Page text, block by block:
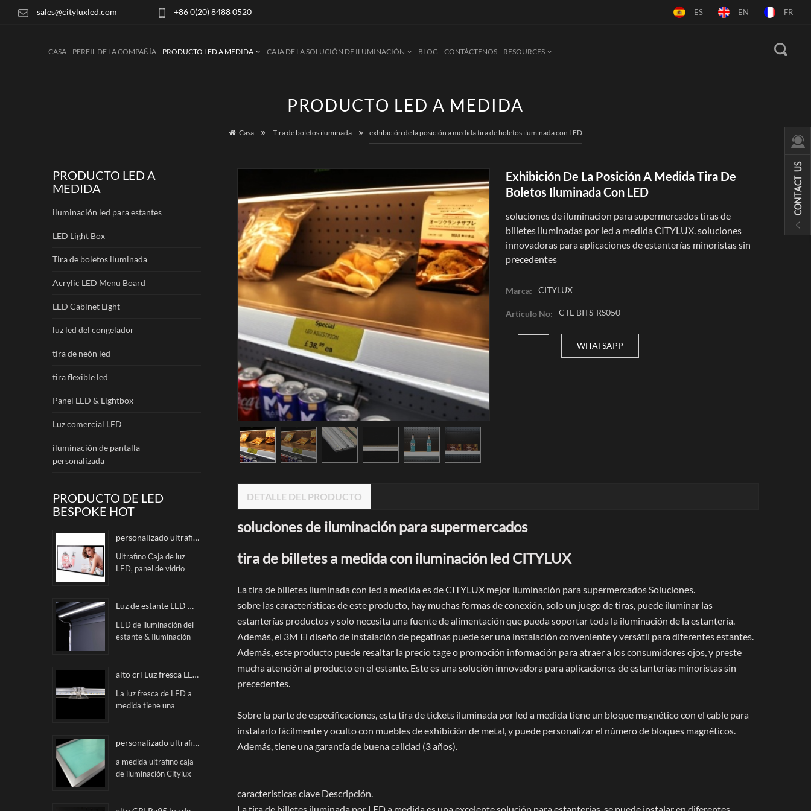
sales@cityluxled.com +86 0(20) 8488 0520 ES EN FR
CASA PERFIL DE LA COMPAÑÍA PRODUCTO LED A MEDIDA CAJA DE LA SOLUCIÓN DE ILUMINACIÓN BLOG CONTÁCTENOS RESOURCES
PRODUCTO LED A MEDIDA
Casa Tira de boletos iluminada exhibición de la posición a medida tira de boletos iluminada con LED
PRODUCTO LED A
MEDIDA
iluminación led para estantes
LED Light Box
Tira de boletos iluminada
Acrylic LED Menu Board
LED Cabinet Light
luz led del congelador
tira de neón led
tira flexible led
Panel LED & Lightbox
Luz comercial LED
iluminación de pantalla
personalizada
PRODUCTO DE LED
BESPOKE HOT
personalizado ultrafino Caja de luz LED
Ultrafino Caja de luz
LED, panel de vidrio
brillo, en la superficie de
planitud, no es fácil de
dañar la imagen Fácil de
Luz de estante LED magnética impecable
LED de iluminación del
estante & Iluminación
hay puntos de puntos
-Effective. Este Pista de
energía SYSDTEM está
alimentación, la fuente
de alimentación y la
conexión
alto cri Luz fresca LED personalizada
La luz fresca de LED a
medida tiene una
2700-6500k, rosa y a
principalmente para
estantes de exhibición,
personalizado ultrafino caja de iluminación
a medida ultrafino caja
de iluminación Citylux
Exhibición De La Posición A Medida Tira De
Boletos Iluminada Con LED
soluciones de iluminacion para supermercados tiras de
billetes iluminadas por led a medida CITYLUX. soluciones
innovadoras para aplicaciones de estanterías minoristas sin
precedentes
Marca: CITYLUX
Artículo No: CTL-BITS-RS050
WHATSAPP
DETALLE DEL PRODUCTO
soluciones de iluminación para supermercados
tira de billetes a medida con iluminación led CITYLUX
La tira de billetes iluminada con led a medida es de CITYLUX mejor iluminación para supermercados Soluciones.
sobre las características de este producto, hay muchas formas de conexión, solo un juego de tiras, puede iluminar las
estanterías productos y solo necesita una fuente de alimentación que pueda soportar toda la iluminación de la estantería.
Además, el 3M El diseño de instalación de pegatinas puede ser una instalación conveniente y versátil para diferentes estantes.
Además, este producto puede resaltar laprecio tage o promoción información para atraer a los consumidores ojos, y preste
mucha atención al producto en el estante. Este es una solución innovadora para aplicaciones de estanterías minoristas sin
precedentes.
Sobre la parte de especificaciones, esta tira de tickets iluminada por led a medida tiene un bloque magnético con el cable para
instalarlo fácilmente y oculto con muebles de exhibición de metal, y puede personalizar el número de bloques magnéticos.
Además, tiene una garantía de buena calidad (3 años).
características clave Descripción.